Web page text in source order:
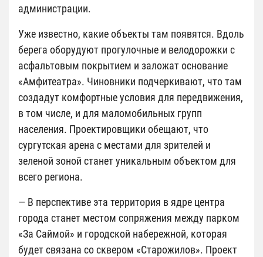
администрации.
Уже известно, какие объекты там появятся. Вдоль
берега оборудуют прогулочные и велодорожки с
асфальтовым покрытием и заложат основание
«Амфитеатра». Чиновники подчеркивают, что там
создадут комфортные условия для передвижения,
в том числе, и для маломобильных групп
населения. Проектировщики обещают, что
сургутская арена с местами для зрителей и
зеленой зоной станет уникальным объектом для
всего региона.
— В перспективе эта территория в ядре центра
города станет местом сопряжения между парком
«За Саймой» и городской набережной, которая
будет связана со сквером «Старожилов». Проект